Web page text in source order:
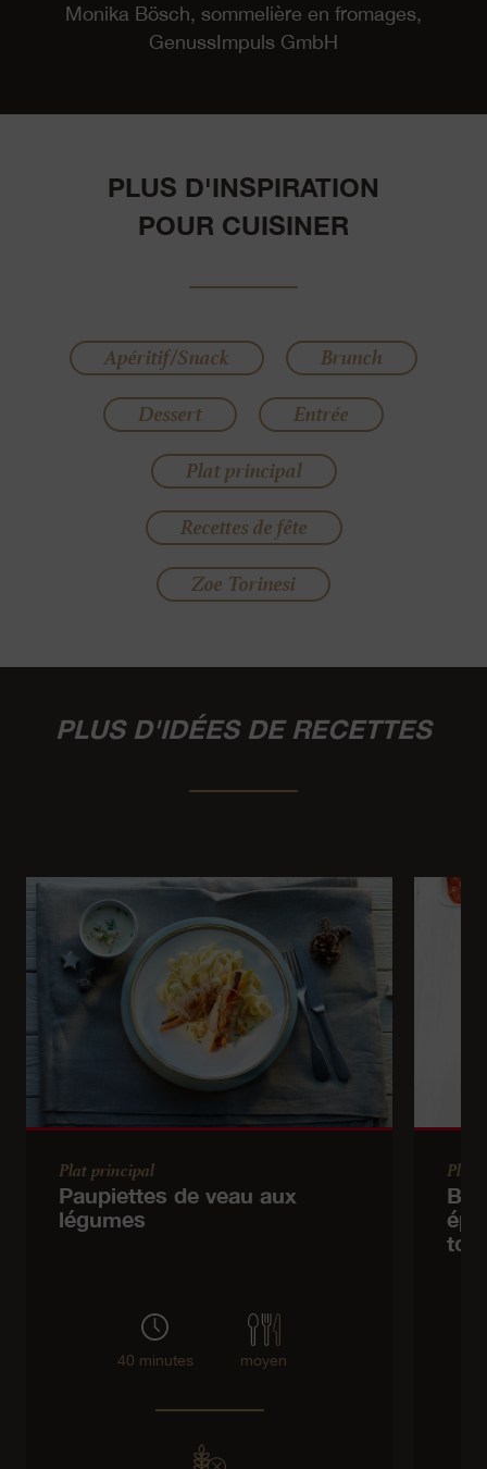
Monika Bösch, sommelière en fromages,
GenussImpuls GmbH
PLUS D'INSPIRATION
POUR CUISINER
Apéritif/Snack
Brunch
Dessert
Entrée
Plat principal
Recettes de fête
Zoe Torinesi
PLUS D'IDÉES DE RECETTES
Plat principal
Paupiettes de veau aux
légumes
40 minutes moyen
Plat